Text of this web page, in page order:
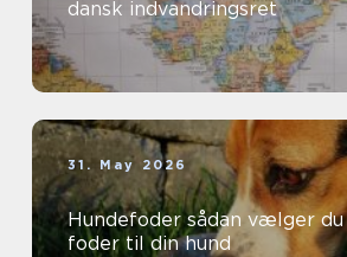
dansk indvandringsret
31. May 2026
Hundefoder sådan vælger du det rigtige
foder til din hund